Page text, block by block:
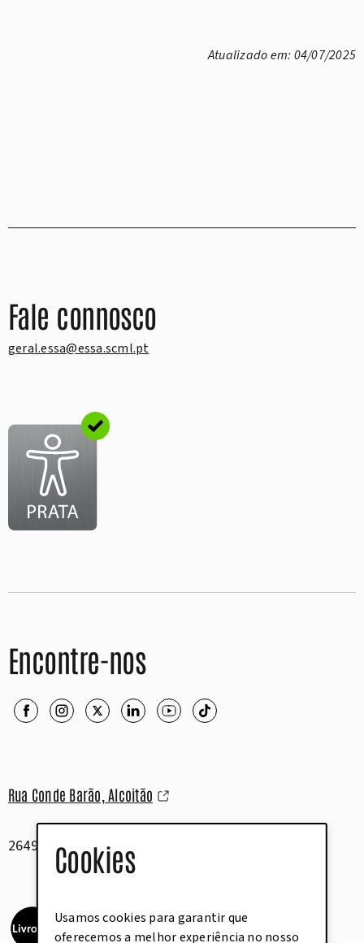
Cookies
Usamos cookies para garantir que
oferecemos a melhor experiência no nosso
Atualizado em: 04/07/2025
Fale connosco
geral.essa@essa.scml.pt
Encontre-nos
Rua Conde Barão, Alcoitão
2649-506 Alcabideche